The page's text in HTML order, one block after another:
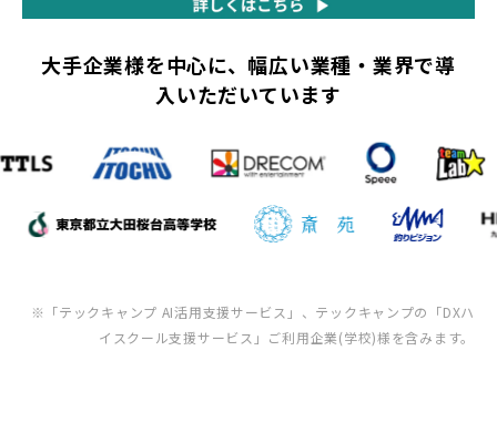
大手企業様を中心に、幅広い業種・業界で導
入いただいています
※「テックキャンプ AI活用支援サービス」、テックキャンプの「DXハ
イスクール支援サービス」ご利用企業(学校)様を含みます。